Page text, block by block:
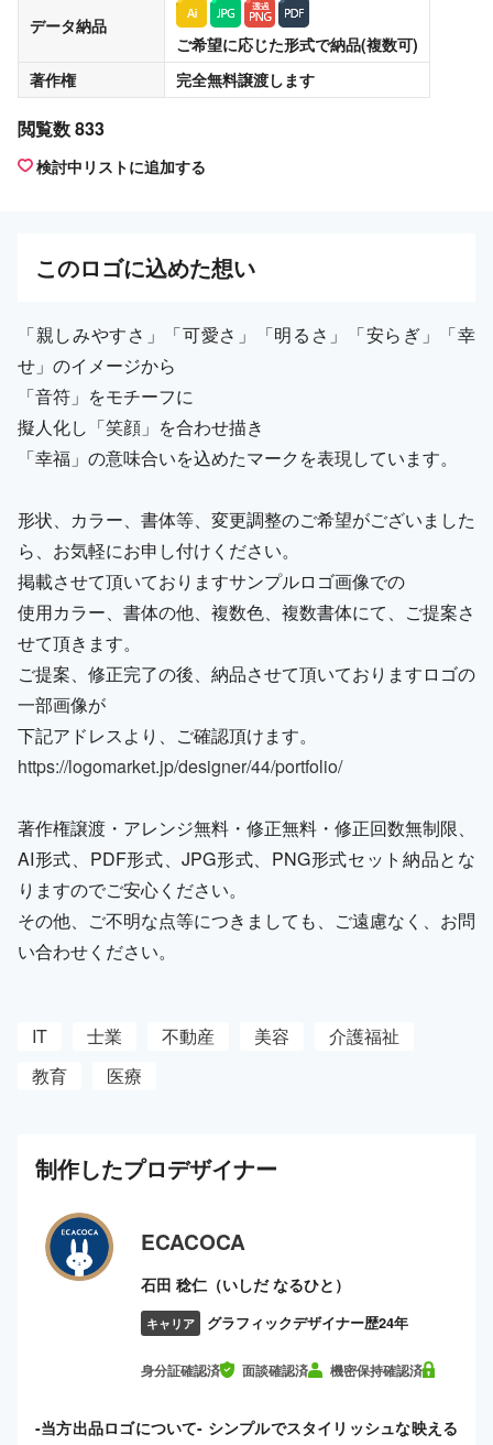
データ納品
ご希望に応じた形式で納品(複数可)
著作権
完全無料譲渡します
閲覧数 833
検討中リストに追加する
このロゴに込めた想い
「親しみやすさ」「可愛さ」「明るさ」「安らぎ」「幸
せ」のイメージから
「音符」をモチーフに
擬人化し「笑顔」を合わせ描き
「幸福」の意味合いを込めたマークを表現しています。
形状、カラー、書体等、変更調整のご希望がございました
ら、お気軽にお申し付けください。
掲載させて頂いておりますサンプルロゴ画像での
使用カラー、書体の他、複数色、複数書体にて、ご提案さ
せて頂きます。
ご提案、修正完了の後、納品させて頂いておりますロゴの
一部画像が
下記アドレスより、ご確認頂けます。
https://logomarket.jp/designer/44/portfolio/
著作権譲渡・アレンジ無料・修正無料・修正回数無制限、
AI形式、PDF形式、JPG形式、PNG形式セット納品とな
りますのでご安心ください。
その他、ご不明な点等につきましても、ご遠慮なく、お問
い合わせください。
IT 士業 不動産 美容
介護福祉
教育
医療
制作したプロデザイナー
ECACOCA
石田 稔仁（いしだ なるひと）
キャリア グラフィックデザイナー歴24年
身分証確認済 面談確認済 機密保持確認済
-当方出品ロゴについて- シンプルでスタイリッシュな映える